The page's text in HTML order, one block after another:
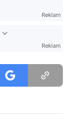
Reklam
Reklam